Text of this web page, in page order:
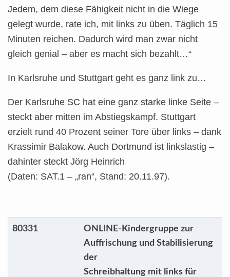
Jedem, dem diese Fähigkeit nicht in die Wiege
gelegt wurde, rate ich, mit links zu üben. Täglich 15
Minuten reichen. Dadurch wird man zwar nicht
gleich genial – aber es macht sich bezahlt…“
In Karlsruhe und Stuttgart geht es ganz link zu…
Der Karlsruhe SC hat eine ganz starke linke Seite –
steckt aber mitten im Abstiegskampf. Stuttgart
erzielt rund 40 Prozent seiner Tore über links – dank
Krassimir Balakow. Auch Dortmund ist linkslastig –
dahinter steckt Jörg Heinrich
(Daten: SAT.1 – „ran“, Stand: 20.11.97).
80331
ONLINE-Kindergruppe zur
Auffrischung und Stabilisierung
der
Schreibhaltung mit links für